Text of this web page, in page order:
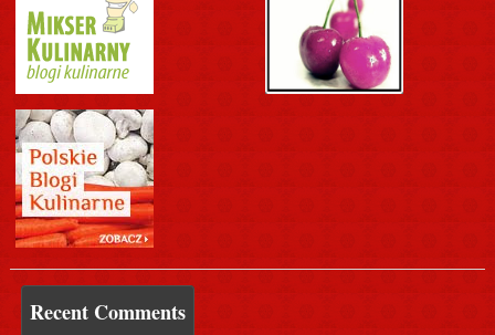
Recent Comments